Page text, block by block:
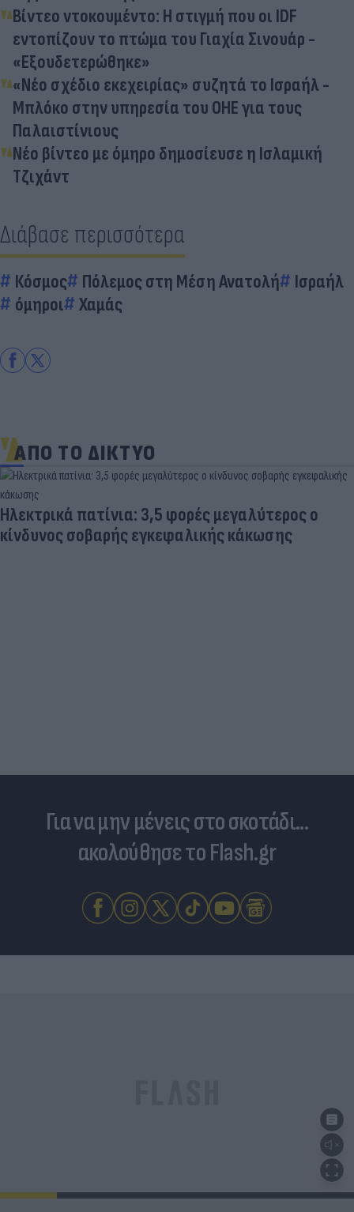
Βίντεο ντοκουμέντο: Η στιγμή που οι IDF
εντοπίζουν το πτώμα του Γιαχία Σινουάρ -
«Εξουδετερώθηκε»
«Νέο σχέδιο εκεχειρίας» συζητά το Ισραήλ -
Μπλόκο στην υπηρεσία του ΟΗΕ για τους
Παλαιστίνιους
Νέο βίντεο με όμηρο δημοσίευσε η Ισλαμική
Τζιχάντ
Διάβασε περισσότερα
Κόσμος Πόλεμος στη Μέση Ανατολή
Ισραήλ
όμηροι
Χαμάς
ΑΠΟ ΤΟ ΔΙΚΤΥΟ
Για να μην μένεις στο σκοτάδι...
ακολούθησε το Flash.gr